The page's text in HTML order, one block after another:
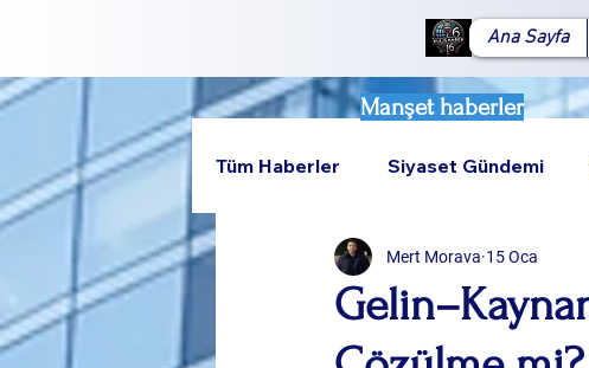
Ana Sayfa
Manşet haberler
Tüm Haberler Siyaset Gündemi
Teknoloji Rumeli
Mert Morava 15 Oca